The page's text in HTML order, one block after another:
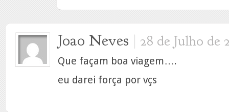
Joao Neves | 28 de Julho de
Que façam boa viagem….
eu darei força por vçs